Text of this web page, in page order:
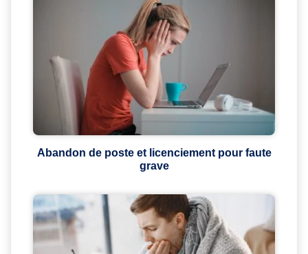
Abandon de poste et licenciement pour faute
grave